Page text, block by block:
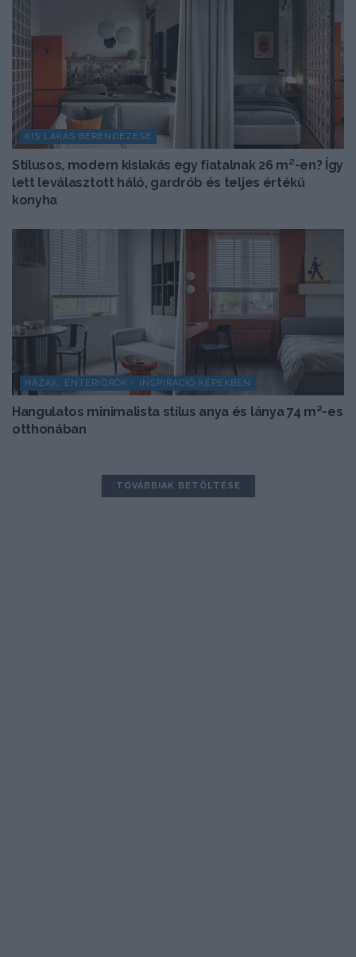
KIS LAKÁS BERENDEZÉSE
Stílusos, modern kislakás egy fiatalnak 26 m²-en? Így
lett leválasztott háló, gardrób és teljes értékű
konyha
HÁZAK, ENTERIŐRÖK - INSPIRÁCIÓ KÉPEKBEN
Hangulatos minimalista stílus anya és lánya 74 m²-es
otthonában
TOVÁBBIAK BETÖLTÉSE